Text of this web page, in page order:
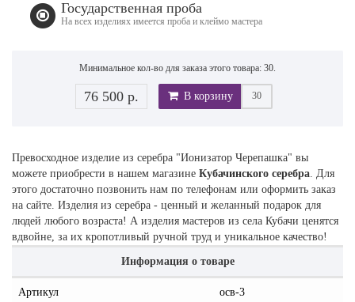
Государственная проба
На всех изделиях имеется проба и клеймо мастера
Минимальное кол-во для заказа этого товара: 30.
76 500 р. В корзину
Превосходное изделие из серебра "Ионизатор Черепашка" вы
можете приобрести в нашем магазине Кубачинского серебра . Для
этого достаточно позвонить нам по телефонам или оформить заказ
на сайте. Изделия из серебра - ценный и желанный подарок для
людей любого возраста! А изделия мастеров из села Кубачи ценятся
вдвойне, за их кропотливый ручной труд и уникальное качество!
Информация о товаре
Артикул осв-3